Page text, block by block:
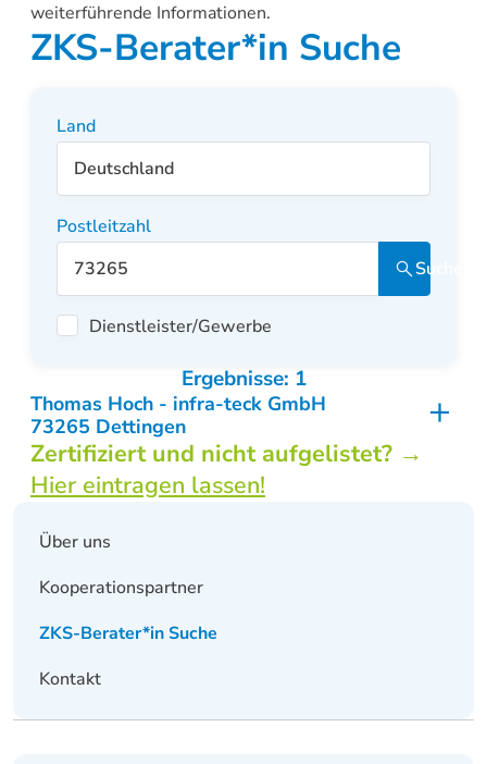
weiterführende Informationen.
ZKS-Berater*in Suche
Land
Postleitzahl
Suchen
Dienstleister/Gewerbe
Ergebnisse: 1
Thomas Hoch - infra-teck GmbH
73265 Dettingen
Anrede:
Herr Dipl.-Ing.
Name:
Thomas Hoch
Straße:
Ort:
Dettingen
Telefonnummer: 07021/93167-20
E-Mail-Adresse:
Zertifiziert und nicht aufgelistet? →
Hier eintragen lassen!
Über uns
Kooperationspartner
ZKS-Berater*in Suche
Kontakt